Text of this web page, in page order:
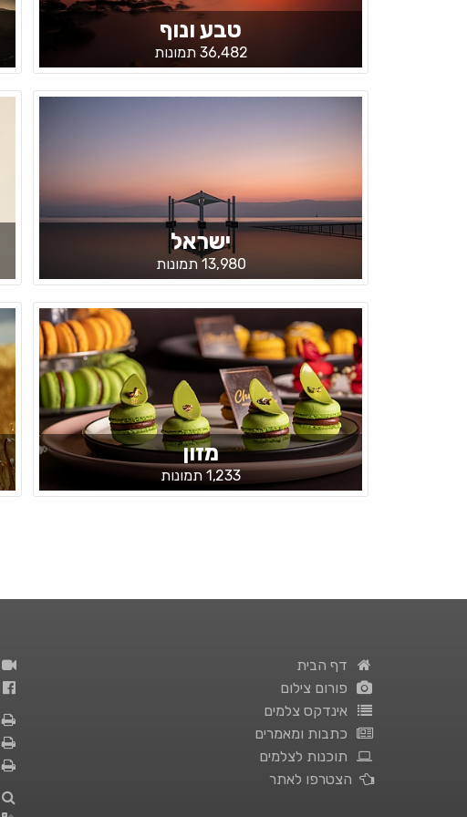
טבע ונוף
36,482 תמונות
ישראל
13,980 תמונות
מזון
1,233 תמונות
דף הבית
פורום צילום
אינדקס צלמים
כתבות ומאמרים
תוכנות לצלמים
הצטרפו לאתר